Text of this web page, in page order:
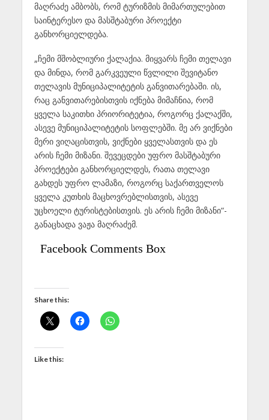
მაღრაძე ამბობს, რომ ტურიზმის მიმართულებით
საინტერესო და მასშტაბური პროექტი
განხორციელდება.
„ჩემი მშობლიური ქალაქია. მიყვარს ჩემი თელავი
და მინდა, რომ გარკვეული წვლილი შევიტანო
თელავის მუნიციპალიტეტის განვითარებაში. ის,
რაც განვითარებისთვის იქნება მიმაჩნია, რომ
ყველა საკითხი პრიორიტეტია, როგორც ქალაქში,
ასევე მუნიციპალიტეტის სოფლებში. მე არ ვიქნები
მერი ვიღაცისთვის, ვიქნები ყველასთვის და ეს
არის ჩემი მიზანი. შევეცდები უფრო მასშტაბური
პროექტები განხორციელდეს, რათა თელავი
გახდეს უფრო ლამაზი, როგორც საქართველოს
ყველა კუთხის მაცხოვრებლისთვის, ასევე
უცხოელი ტურისტებისთვის. ეს არის ჩემი მიზანი“-
განაცხადა ვაჟა მაღრაძემ.
Facebook Comments Box
Share this:
Like this: